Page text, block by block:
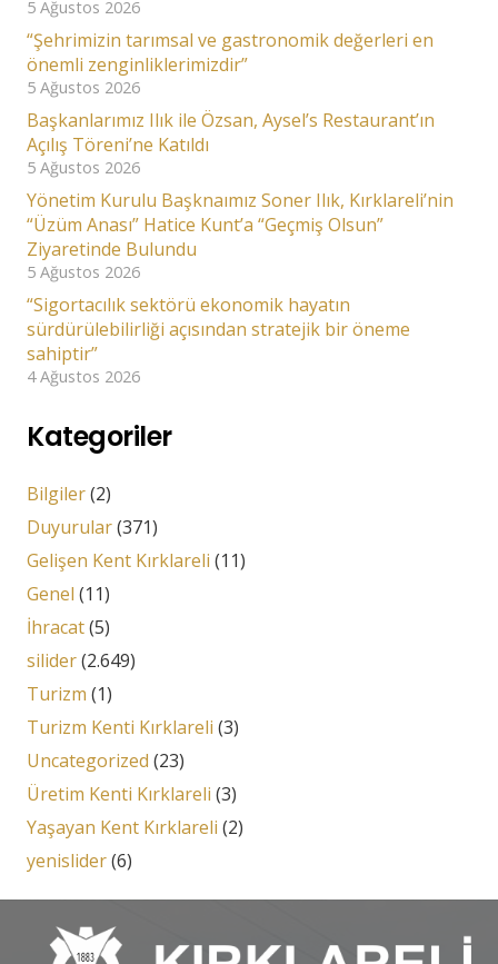
5 Ağustos 2026
“Şehrimizin tarımsal ve gastronomik değerleri en
önemli zenginliklerimizdir”
5 Ağustos 2026
Başkanlarımız Ilık ile Özsan, Aysel’s Restaurant’ın
Açılış Töreni’ne Katıldı
5 Ağustos 2026
Yönetim Kurulu Başknaımız Soner Ilık, Kırklareli’nin
“Üzüm Anası” Hatice Kunt’a “Geçmiş Olsun”
Ziyaretinde Bulundu
5 Ağustos 2026
“Sigortacılık sektörü ekonomik hayatın
sürdürülebilirliği açısından stratejik bir öneme
sahiptir”
4 Ağustos 2026
Kategoriler
Bilgiler(2)
Duyurular(371)
Gelişen Kent Kırklareli (11)
Genel (11)
İhracat(5)
silider(2.649)
Turizm (1)
Turizm Kenti Kırklareli (3)
Uncategorized (23)
Üretim Kenti Kırklareli (3)
Yaşayan Kent Kırklareli (2)
yenislider(6)